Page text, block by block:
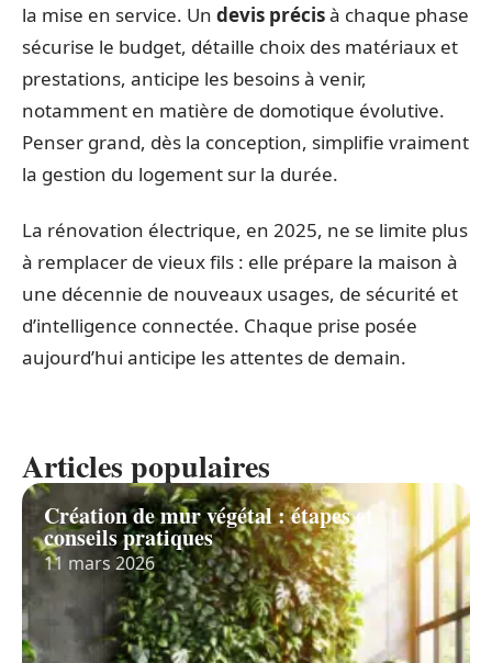
la mise en service. Un devis précisà chaque phase
sécurise le budget, détaille choix des matériaux et
prestations, anticipe les besoins à venir,
notamment en matière de domotique évolutive.
Penser grand, dès la conception, simplifie vraiment
la gestion du logement sur la durée.
La rénovation électrique, en 2025, ne se limite plus
à remplacer de vieux fils : elle prépare la maison à
une décennie de nouveaux usages, de sécurité et
d’intelligence connectée. Chaque prise posée
aujourd’hui anticipe les attentes de demain.
Articles populaires
Création de mur végétal : étapes et
conseils pratiques
11 mars 2026